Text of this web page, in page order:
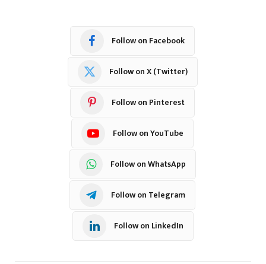
Follow on Facebook
Follow on X (Twitter)
Follow on Pinterest
Follow on YouTube
Follow on WhatsApp
Follow on Telegram
Follow on LinkedIn